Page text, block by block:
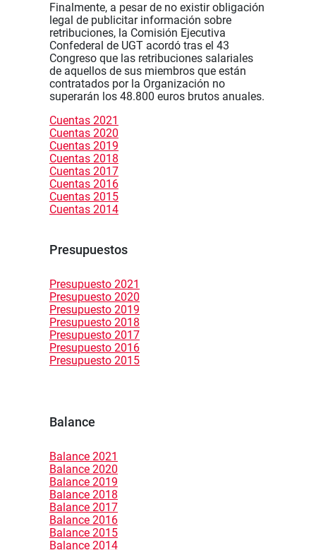
Finalmente, a pesar de no existir obligación
legal de publicitar información sobre
retribuciones, la Comisión Ejecutiva
Confederal de UGT acordó tras el 43
Congreso que las retribuciones salariales
de aquellos de sus miembros que están
contratados por la Organización no
superarán los 48.800 euros brutos anuales.
Cuentas 2021
Cuentas 2020
Cuentas 2019
Cuentas 2018
Cuentas 2017
Cuentas 2016
Cuentas 2015
Cuentas 2014
Presupuestos
Presupuesto 2021
Presupuesto 2020
Presupuesto 2019
Presupuesto 2018
Presupuesto 2017
Presupuesto 2016
Presupuesto 2015
Balance
Balance 2021
Balance 2020
Balance 2019
Balance 2018
Balance 2017
Balance 2016
Balance 2015
Balance 2014